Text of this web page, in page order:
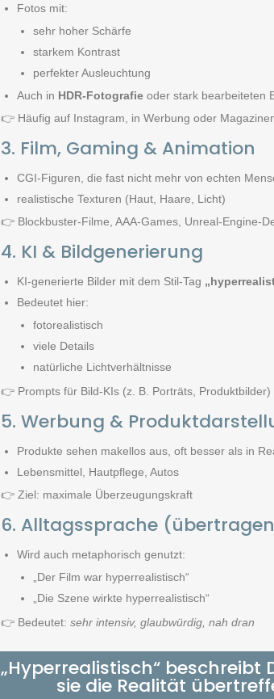
Fotos mit:
sehr hoher Schärfe
starkem Kontrast
perfekter Ausleuchtung
Auch in HDR-Fotografie oder stark bearbeiteten
👉 Häufig auf Instagram, in Werbung oder
3. Film, Gaming & Animation
CGI-Figuren, die fast nicht mehr von echten
realistische Texturen (Haut, Haare, Licht)
👉 Blockbuster-Filme, AAA-Games, Unreal-Engine-
4. KI & Bildgenerierung
KI-generierte Bilder mit dem Stil-Tag
Bedeutet hier:
fotorealistisch
viele Details
natürliche Lichtverhältnisse
👉 Prompts für Bild-KIs (z. B. Porträts, Produktbilder)
5. Werbung &
Produkte sehen makellos aus, oft besser als in
Lebensmittel, Hautpflege, Autos
👉 Ziel: maximale Überzeugungskraft
6. Alltagssprache
Wird auch metaphorisch genutzt:
„Der Film war hyperrealistisch“
„Die Szene wirkte hyperrealistisch“
👉 Bedeutet:sehr intensiv, glaubwürdig, nah dran
„Hyperrealistisch“ beschreibt
sie die Realität